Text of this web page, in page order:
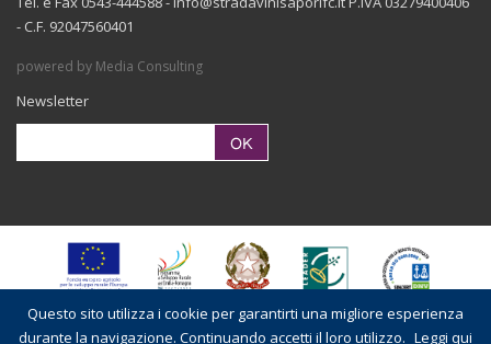
- C.F. 92047560401
powered by Media Consulting
Newsletter
Questo sito utilizza i cookie per garantirti una migliore esperienza
durante la navigazione. Continuando accetti il loro utilizzo. Leggi qui